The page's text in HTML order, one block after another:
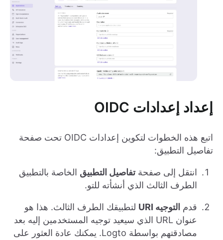
إعداد إعدادات OIDC
اتبع هذه الخطوات لتكوين إعدادات OIDC تحت صفحة
تفاصيل التطبيق:
انتقل إلى صفحةتفاصيل التطبيق الخاصة بالتطبيق
الطرف الثالث الذي أنشأته للتو.
قدم التوجيه URI
لتطبيقك الطرف الثالث. هذا هو
عنوان URL الذي سيعيد توجيه المستخدمين إليه بعد
مصادقتهم بواسطة Logto. يمكنك عادة العثور على